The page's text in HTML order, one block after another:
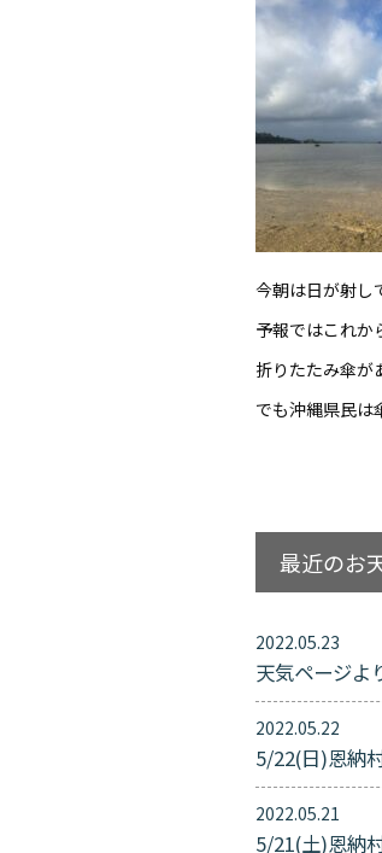
今朝は日が射し
予報ではこれか
折りたたみ傘が
でも沖縄県民は
最近のお
2022.05.23
天気ページよ
2022.05.22
5/22(日)恩納
2022.05.21
5/21(土)恩納